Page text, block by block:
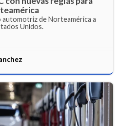
de Norteamérica a
Unidos.